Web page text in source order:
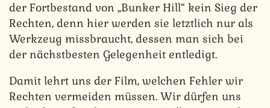
der Fortbestand von „Bunker Hill“ kein Sieg der
Rechten, denn hier werden sie letztlich nur als
Werkzeug missbraucht, dessen man sich bei
der nächstbesten Gelegenheit entledigt.
Damit lehrt uns der Film, welchen Fehler wir
Rechten vermeiden müssen. Wir dürfen uns